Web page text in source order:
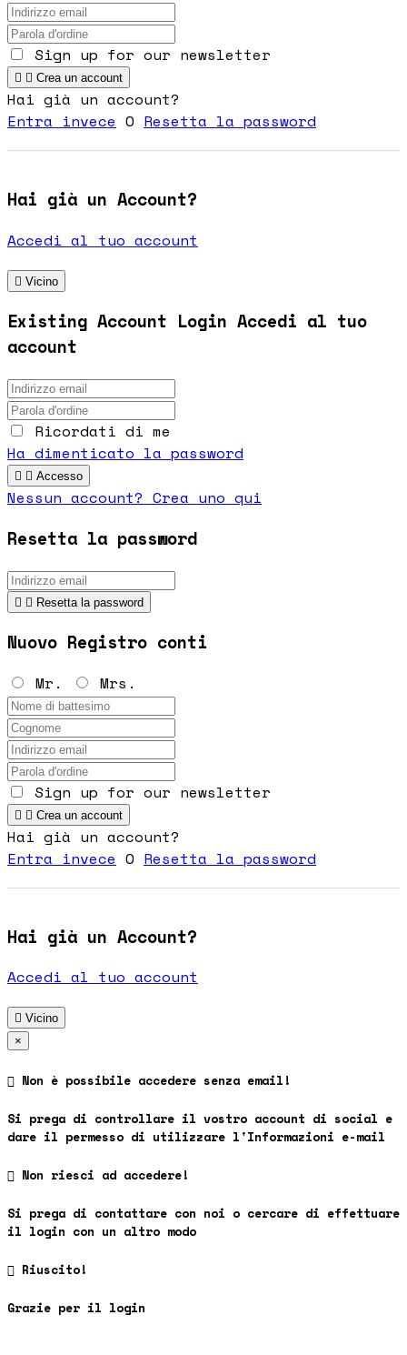
Sign up for our newsletter
  Crea un account
Hai già un account?
Entra invece O Resetta la password
Hai già un Account?
Accedi al tuo account
 Vicino
Existing Account Login Accedi al tuo
account
Ricordati di me
Ha dimenticato la password
  Accesso
Nessun account? Crea uno qui
Resetta la password
  Resetta la password
Nuovo Registro conti
Mr. Mrs.
Sign up for our newsletter
  Crea un account
Hai già un account?
Entra invece O Resetta la password
Hai già un Account?
Accedi al tuo account
 Vicino
×
 Non è possibile accedere senza email!
Si prega di controllare il vostro account di social e
dare il permesso di utilizzare l'Informazioni e-mail
 Non riesci ad accedere!
Si prega di contattare con noi o cercare di effettuare
il login con un altro modo
 Riuscito!
Grazie per il login